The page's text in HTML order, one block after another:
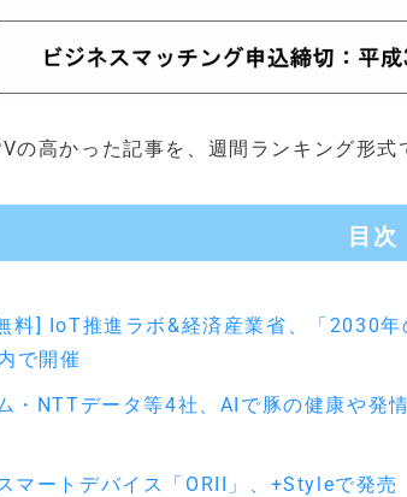
の高かった記事を、週間ランキング形式
目次
料] IoT推進ラボ&経済産業省、「2030年
で開催
・NTTデータ等4社、AIで豚の健康や発
マートデバイス「ORII」、+Styleで発売